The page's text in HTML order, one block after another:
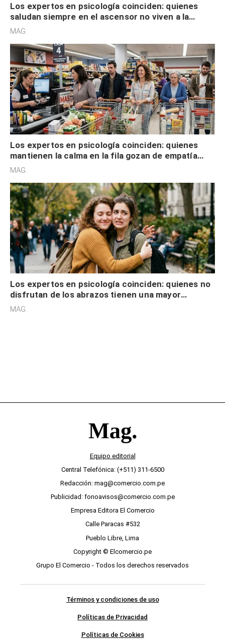
Los expertos en psicología coinciden: quienes
saludan siempre en el ascensor no viven a la
defensiva y tienen apertura social
MAG.
Los expertos en psicología coinciden: quienes
mantienen la calma en la fila gozan de empatía
cognitiva, gratitud y no solo tienen autocontrol
MAG.
Los expertos en psicología coinciden: quienes no
disfrutan de los abrazos tienen una mayor
sensibilidad a los estímulos físicos y no es por
MAG.
Equipo editorial
Central Telefónica: (+511) 311-6500
Redacción: mag@comercio.com.pe
Publicidad: fonoavisos@comercio.com.pe
Empresa Editora El Comercio
Calle Paracas #532
Pueblo Libre, Lima
Copyright © Elcomercio.pe
Grupo El Comercio - Todos los derechos reservados
Términos y condiciones de uso
Políticas de Privacidad
Políticas de Cookies